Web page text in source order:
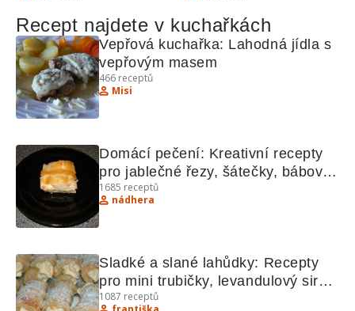
Recept najdete v kuchařkách
Vepřová kuchařka: Lahodná jídla s
vepřovým masem
466 receptů
Misi
Domácí pečení: Kreativní recepty
pro jablečné řezy, šátečky, bábovku
a další lahůdky
1685 receptů
nádhera
Sladké a slané lahůdky: Recepty
pro mini trubičky, levandulový sirup
a další pochoutky
1087 receptů